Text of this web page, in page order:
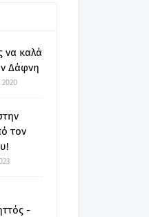
να καλά
Δάφνη
2020
τον
-